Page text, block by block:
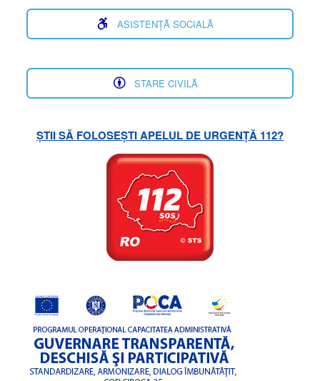
ASISTENȚĂ SOCIALĂ
STARE CIVILĂ
ȘTII SĂ FOLOSEȘTI APELUL DE URGENȚĂ 112?